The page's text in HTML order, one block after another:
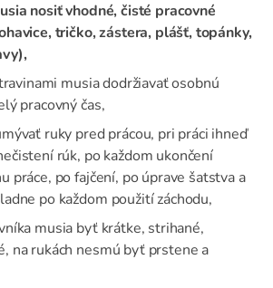
nosiť vhodné, čisté pracovné
tričko, zástera, plášť, topánky,
musia dodržiavať osobnú
pracovný čas,
ruky pred prácou, pri práci ihneď
rúk, po každom ukončení
práce, po fajčení, po úprave šatstva a
po každom použití záchodu,
musia byť krátke, strihané,
na rukách nesmú byť prstene a